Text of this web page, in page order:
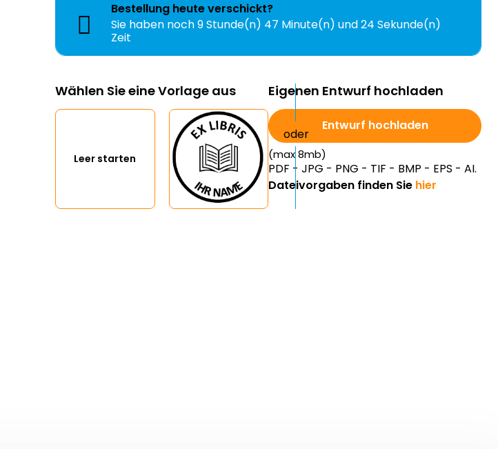
Bestellung heuteverschickt?
Sie haben noch9 Stunde(n) 47 Minute(n) und 22 Sekunde(n)
Zeit
Wählen Sie eine Vorlage aus
Leer starten
Eigenen Entwurf hochladen
Entwurf hochladen
(max 8mb)
PDF - JPG - PNG - TIF - BMP - EPS - AI.
Dateivorgaben finden Sie hier